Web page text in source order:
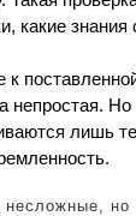
какие знания
к
непростая. Но
лишь
несложные, но